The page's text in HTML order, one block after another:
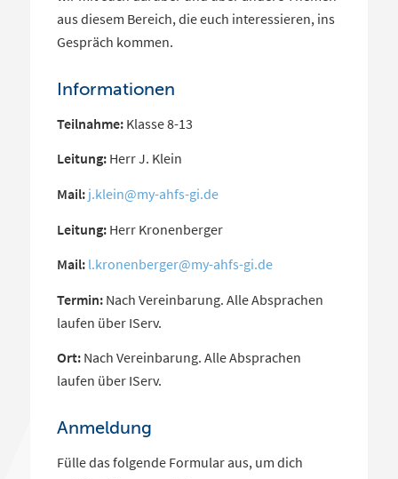
aus diesem Bereich, die euch interessieren, ins
Gespräch kommen.
Informationen
Teilnahme:Klasse 8-13
Leitung:Herr J. Klein
Mail: j.klein@my-ahfs-gi.de
Leitung:Herr Kronenberger
Mail: l.kronenberger@my-ahfs-gi.de
Termin:Nach Vereinbarung. Alle Absprachen
laufen über IServ.
Ort:Nach Vereinbarung. Alle Absprachen
laufen über IServ.
Anmeldung
Fülle das folgende Formular aus, um dich